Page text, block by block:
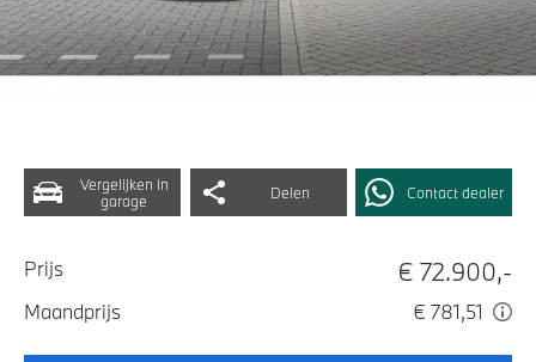
Vergelijken in
garage
Delen Contact dealer
Prijs € 72.900,-
Maandprijs € 781,51